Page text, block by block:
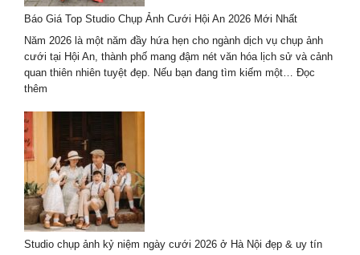
cưới
2026
trọn
gói
–
Báo Giá Top Studio Chụp Ảnh Cưới Hội An 2026 Mới Nhất
Năm 2026 là một năm đầy hứa hẹn cho ngành dịch vụ chụp ảnh
cưới tại Hội An, thành phố mang đậm nét văn hóa lịch sử và cảnh
quan thiên nhiên tuyệt đẹp. Nếu bạn đang tìm kiếm một… Đọc
thêm
Studio
Chụp
Ảnh
Cưới
Hội
An
2026
Studio chụp ảnh kỷ niệm ngày cưới 2026 ở Hà Nội đẹp & uy tín